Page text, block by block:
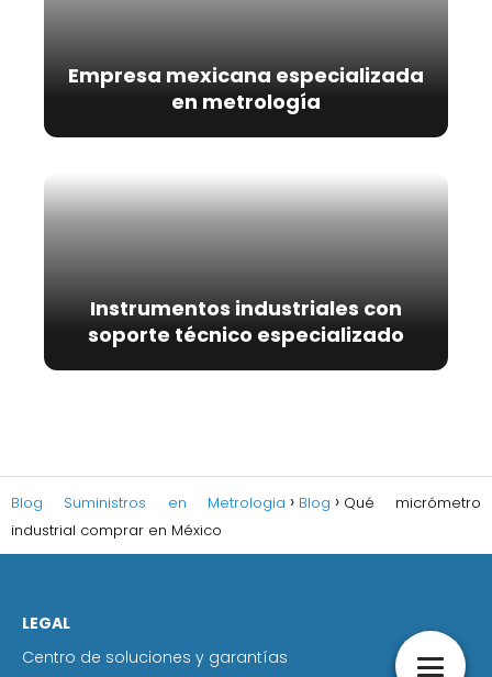
Empresa mexicana especializada
en metrología
Instrumentos industriales con
soporte técnico especializado
Blog Suministros en Metrologia Blog
Qué micrómetro
industrial comprar en México
LEGAL
Centro de soluciones y garantías